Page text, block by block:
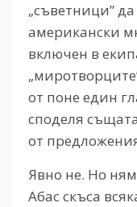
„съветници”
американски
включен в
от поне един
споделя
от
Явно не. Но
Абас скъса